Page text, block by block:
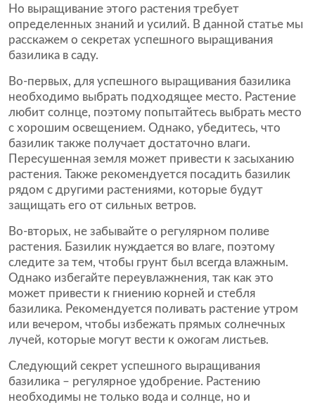
Но выращивание этого растения требует
определенных знаний и усилий. В данной статье мы
расскажем о секретах успешного выращивания
базилика в саду.
Во-первых, для успешного выращивания базилика
необходимо выбрать подходящее место. Растение
любит солнце, поэтому попытайтесь выбрать место
с хорошим освещением. Однако, убедитесь, что
базилик также получает достаточно влаги.
Пересушенная земля может привести к засыханию
растения. Также рекомендуется посадить базилик
рядом с другими растениями, которые будут
защищать его от сильных ветров.
Во-вторых, не забывайте о регулярном поливе
растения. Базилик нуждается во влаге, поэтому
следите за тем, чтобы грунт был всегда влажным.
Однако избегайте переувлажнения, так как это
может привести к гниению корней и стебля
базилика. Рекомендуется поливать растение утром
или вечером, чтобы избежать прямых солнечных
лучей, которые могут вести к ожогам листьев.
Следующий секрет успешного выращивания
базилика – регулярное удобрение. Растению
необходимы не только вода и солнце, но и